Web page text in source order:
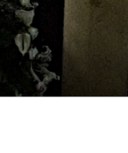
Saltar
contenido